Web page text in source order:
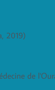
2019)
de